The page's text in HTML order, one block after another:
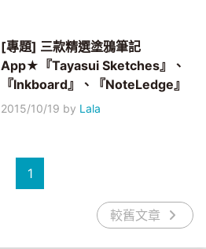
[專題] 三款精選塗鴉筆記
App★『Tayasui Sketches』、
『Inkboard』、『NoteLedge』
2015/10/19 by Lala
1
較舊文章